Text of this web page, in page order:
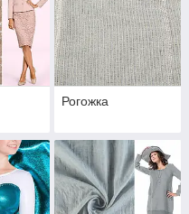
Рогожка